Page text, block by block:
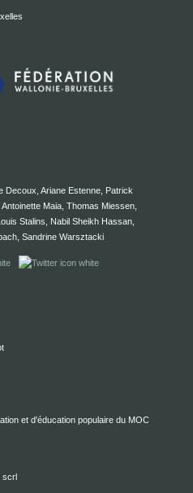
Decoux, Ariane Estenne, Patrick
Maia, Thomas Miessen,
Stalins, Nabil Sheikh Hassan,
Sandrine Warsztacki
et d'éducation populaire du MOC
scrl